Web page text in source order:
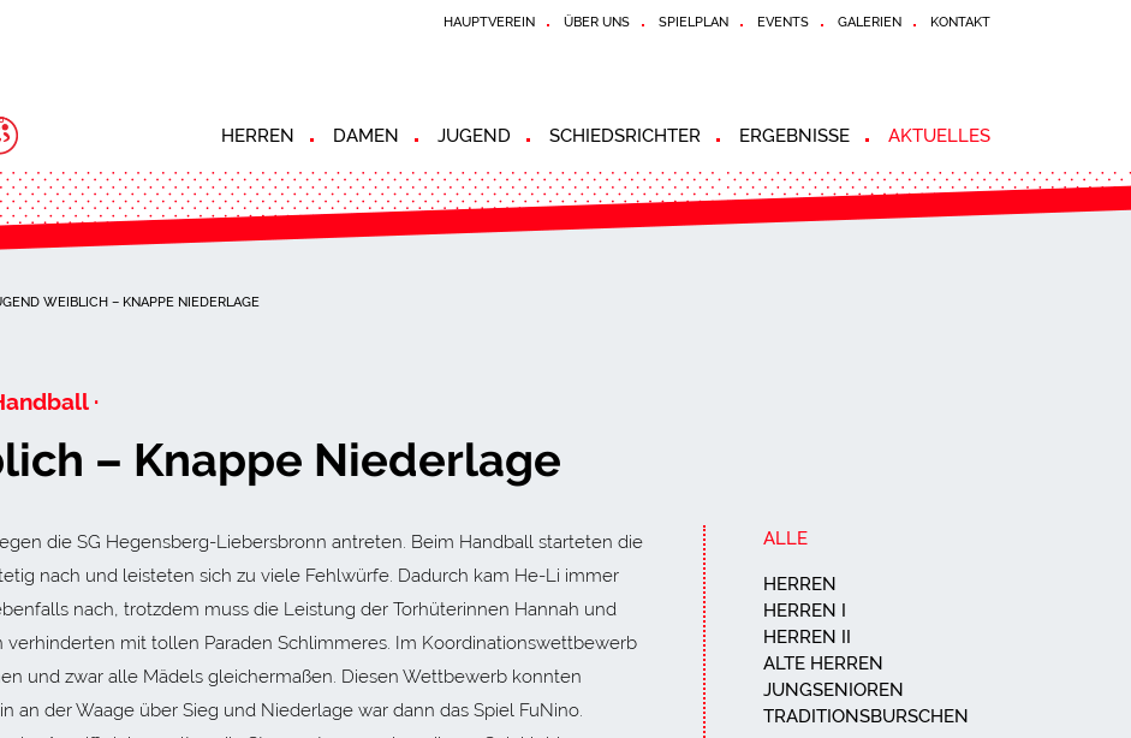
HAUPTVEREIN ÜBER UNS SPIELPLAN EVENTS GALERIEN KONTAKT
HERREN DAMEN JUGEND SCHIEDSRICHTER ERGEBNISSE AKTUELLES
WEIBLICH – KNAPPE NIEDERLAGE
·
– Knappe Niederlage
die SG Hegensberg-Liebersbronn antreten. Beim Handball starteten die
nach und leisteten sich zu viele Fehlwürfe. Dadurch kam He-Li immer
nach, trotzdem muss die Leistung der Torhüterinnen Hannah und
mit tollen Paraden Schlimmeres. Im Koordinationswettbewerb
und zwar alle Mädels gleichermaßen. Diesen Wettbewerb konnten
an der Waage über Sieg und Niederlage war dann das Spiel FuNino.
ALLE
HERREN
HERREN I
HERREN II
ALTE HERREN
JUNGSENIOREN
TRADITIONSBURSCHEN